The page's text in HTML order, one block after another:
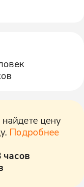
найдете цену
Подробнее
часов